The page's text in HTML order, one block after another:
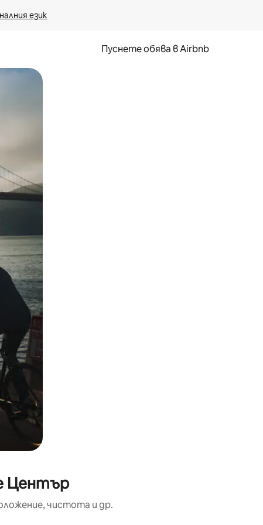
език
Пуснете обява в Airbnb
или плъзгане.
Център
чистота и др.